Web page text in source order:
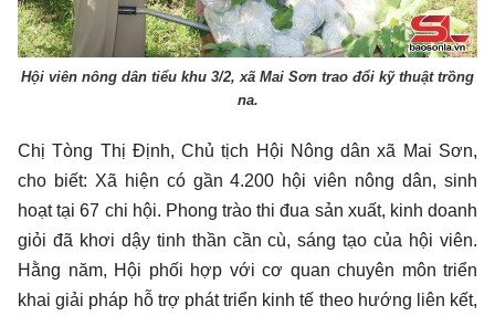
Hội viên nông dân tiểu khu 3/2, xã Mai Sơn trao đổi kỹ thuật trồng
na.
Chị Tòng Thị Định, Chủ tịch Hội Nông dân xã Mai Sơn,
cho biết: Xã hiện có gần 4.200 hội viên nông dân, sinh
hoạt tại 67 chi hội. Phong trào thi đua sản xuất, kinh doanh
giỏi đã khơi dậy tinh thần cần cù, sáng tạo của hội viên.
Hằng năm, Hội phối hợp với cơ quan chuyên môn triển
khai giải pháp hỗ trợ phát triển kinh tế theo hướng liên kết,